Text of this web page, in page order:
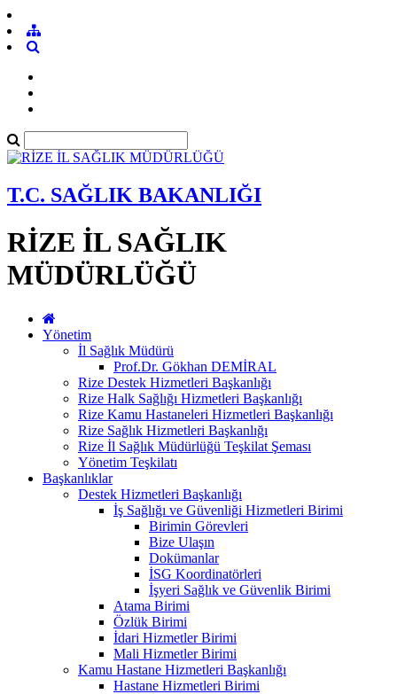
T.C. SAĞLIK BAKANLIĞI
RİZE İL SAĞLIK
MÜDÜRLÜĞÜ
Yönetim
İl Sağlık Müdürü
Prof.Dr. Gökhan DEMİRAL
Rize Destek Hizmetleri Başkanlığı
Rize Halk Sağlığı Hizmetleri Başkanlığı
Rize Kamu Hastaneleri Hizmetleri Başkanlığı
Rize Sağlık Hizmetleri Başkanlığı
Rize İl Sağlık Müdürlüğü Teşkilat Şeması
Yönetim Teşkilatı
Başkanlıklar
Destek Hizmetleri Başkanlığı
İş Sağlığı ve Güvenliği Hizmetleri Birimi
Birimin Görevleri
Bize Ulaşın
Dokümanlar
İSG Koordinatörleri
İşyeri Sağlık ve Güvenlik Birimi
Atama Birimi
Özlük Birimi
İdari Hizmetler Birimi
Mali Hizmetler Birimi
Kamu Hastane Hizmetleri Başkanlığı
Hastane Hizmetleri Birimi